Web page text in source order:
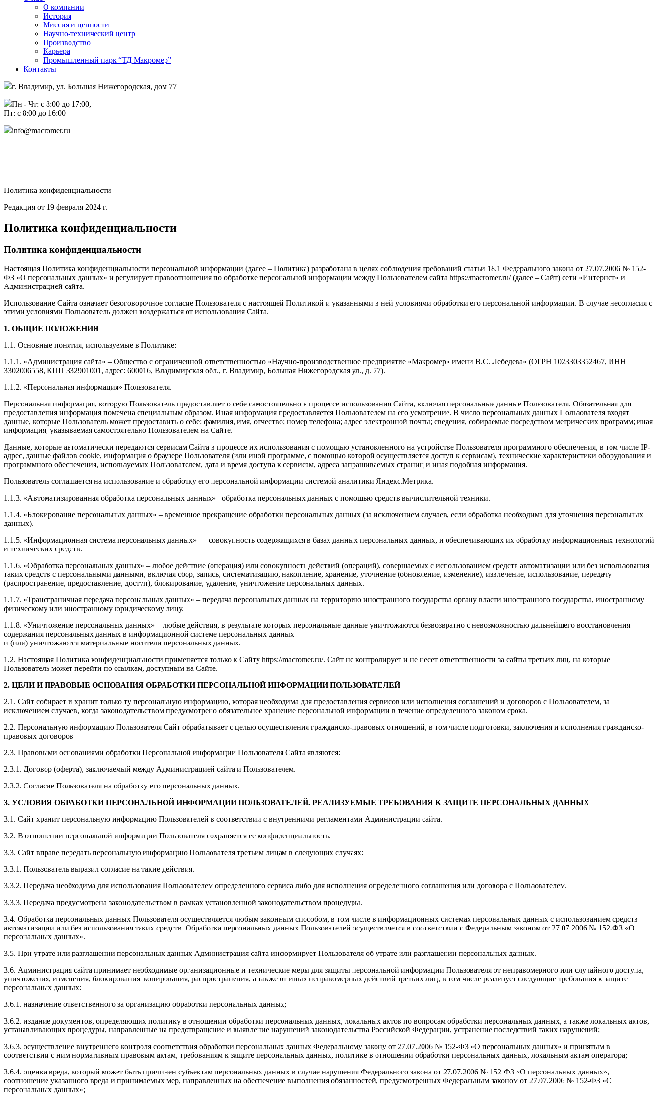
О компании
История
Миссия и ценности
Научно-технический центр
Производство
Карьера
Промышленный парк “ТД Макромер”
Контакты
г. Владимир, ул. Большая Нижегородская, дом 77
Пн - Чт: с 8:00 до 17:00,
Пт: с 8:00 до 16:00
info@macromer.ru
Политика конфиденциальности
Редакция от 19 февраля 2024 г.
Политика конфиденциальности
Политика конфиденциальности
Настоящая Политика конфиденциальности персональной информации (далее – Политика) разработана в целях соблюдения требований статьи 18.1 Федерального закона от 27.07.2006 № 152-
ФЗ «О персональных данных» и регулирует правоотношения по обработке персональной информации между Пользователем сайта https://macromer.ru/ (далее – Сайт) сети «Интернет» и
Администрацией сайта.
Использование Сайта означает безоговорочное согласие Пользователя с настоящей Политикой и указанными в ней условиями обработки его персональной информации. В случае несогласия с
этими условиями Пользователь должен воздержаться от использования Сайта.
1. ОБЩИЕ ПОЛОЖЕНИЯ
1.1. Основные понятия, используемые в Политике:
1.1.1. «Администрация сайта» – Общество с ограниченной ответственностью «Научно-производственное предприятие «Макромер» имени В.С. Лебедева» (ОГРН 1023303352467, ИНН
3302006558, КПП 332901001, адрес: 600016, Владимирская обл., г. Владимир, Большая Нижегородская ул., д. 77).
1.1.2. «Персональная информация» Пользователя.
Персональная информация, которую Пользователь предоставляет о себе самостоятельно в процессе использования Сайта, включая персональные данные Пользователя. Обязательная для
предоставления информация помечена специальным образом. Иная информация предоставляется Пользователем на его усмотрение. В число персональных данных Пользователя входят
данные, которые Пользователь может предоставить о себе: фамилия, имя, отчество; номер телефона; адрес электронной почты; сведения, собираемые посредством метрических программ; иная
информация, указываемая самостоятельно Пользователем на Сайте.
Данные, которые автоматически передаются сервисам Сайта в процессе их использования с помощью установленного на устройстве Пользователя программного обеспечения, в том числе IP-
адрес, данные файлов cookie, информация о браузере Пользователя (или иной программе, с помощью которой осуществляется доступ к сервисам), технические характеристики оборудования и
программного обеспечения, используемых Пользователем, дата и время доступа к сервисам, адреса запрашиваемых страниц и иная подобная информация.
Пользователь соглашается на использование и обработку его персональной информации системой аналитики Яндекс.Метрика.
1.1.3. «Автоматизированная обработка персональных данных» –обработка персональных данных с помощью средств вычислительной техники.
1.1.4. «Блокирование персональных данных» – временное прекращение обработки персональных данных (за исключением случаев, если обработка необходима для уточнения персональных
данных).
1.1.5. «Информационная система персональных данных» — совокупность содержащихся в базах данных персональных данных, и обеспечивающих их обработку информационных технологий
и технических средств.
1.1.6. «Обработка персональных данных» – любое действие (операция) или совокупность действий (операций), совершаемых с использованием средств автоматизации или без использования
таких средств с персональными данными, включая сбор, запись, систематизацию, накопление, хранение, уточнение (обновление, изменение), извлечение, использование, передачу
(распространение, предоставление, доступ), блокирование, удаление, уничтожение персональных данных.
1.1.7. «Трансграничная передача персональных данных» – передача персональных данных на территорию иностранного государства органу власти иностранного государства, иностранному
физическому или иностранному юридическому лицу.
1.1.8. «Уничтожение персональных данных» – любые действия, в результате которых персональные данные уничтожаются безвозвратно с невозможностью дальнейшего восстановления
содержания персональных данных в информационной системе персональных данных
и (или) уничтожаются материальные носители персональных данных.
1.2. Настоящая Политика конфиденциальности применяется только к Сайту https://macromer.ru/. Сайт не контролирует и не несет ответственности за сайты третьих лиц, на которые
Пользователь может перейти по ссылкам, доступным на Сайте.
2. ЦЕЛИ И ПРАВОВЫЕ ОСНОВАНИЯ ОБРАБОТКИ ПЕРСОНАЛЬНОЙ ИНФОРМАЦИИ ПОЛЬЗОВАТЕЛЕЙ
2.1. Сайт собирает и хранит только ту персональную информацию, которая необходима для предоставления сервисов или исполнения соглашений и договоров с Пользователем, за
исключением случаев, когда законодательством предусмотрено обязательное хранение персональной информации в течение определенного законом срока.
2.2. Персональную информацию Пользователя Сайт обрабатывает с целью осуществления гражданско-правовых отношений, в том числе подготовки, заключения и исполнения гражданско-
правовых договоров
2.3. Правовыми основаниями обработки Персональной информации Пользователя Сайта являются:
2.3.1. Договор (оферта), заключаемый между Администрацией сайта и Пользователем.
2.3.2. Согласие Пользователя на обработку его персональных данных.
3. УСЛОВИЯ ОБРАБОТКИ ПЕРСОНАЛЬНОЙ ИНФОРМАЦИИ ПОЛЬЗОВАТЕЛЕЙ. РЕАЛИЗУЕМЫЕ ТРЕБОВАНИЯ К ЗАЩИТЕ ПЕРСОНАЛЬНЫХ ДАННЫХ
3.1. Сайт хранит персональную информацию Пользователей в соответствии с внутренними регламентами Администрации сайта.
3.2. В отношении персональной информации Пользователя сохраняется ее конфиденциальность.
3.3. Сайт вправе передать персональную информацию Пользователя третьим лицам в следующих случаях:
3.3.1. Пользователь выразил согласие на такие действия.
3.3.2. Передача необходима для использования Пользователем определенного сервиса либо для исполнения определенного соглашения или договора с Пользователем.
3.3.3. Передача предусмотрена законодательством в рамках установленной законодательством процедуры.
3.4. Обработка персональных данных Пользователя осуществляется любым законным способом, в том числе в информационных системах персональных данных с использованием средств
автоматизации или без использования таких средств. Обработка персональных данных Пользователей осуществляется в соответствии с Федеральным законом от 27.07.2006 № 152-ФЗ «О
персональных данных».
3.5. При утрате или разглашении персональных данных Администрация сайта информирует Пользователя об утрате или разглашении персональных данных.
3.6. Администрация сайта принимает необходимые организационные и технические меры для защиты персональной информации Пользователя от неправомерного или случайного доступа,
уничтожения, изменения, блокирования, копирования, распространения, а также от иных неправомерных действий третьих лиц, в том числе реализует следующие требования к защите
персональных данных:
3.6.1. назначение ответственного за организацию обработки персональных данных;
3.6.2. издание документов, определяющих политику в отношении обработки персональных данных, локальных актов по вопросам обработки персональных данных, а также локальных актов,
устанавливающих процедуры, направленные на предотвращение и выявление нарушений законодательства Российской Федерации, устранение последствий таких нарушений;
3.6.3. осуществление внутреннего контроля соответствия обработки персональных данных Федеральному закону от 27.07.2006 № 152-ФЗ «О персональных данных» и принятым в
соответствии с ним нормативным правовым актам, требованиям к защите персональных данных, политике в отношении обработки персональных данных, локальным актам оператора;
3.6.4. оценка вреда, который может быть причинен субъектам персональных данных в случае нарушения Федерального закона от 27.07.2006 № 152-ФЗ «О персональных данных»,
соотношение указанного вреда и принимаемых мер, направленных на обеспечение выполнения обязанностей, предусмотренных Федеральным законом от 27.07.2006 № 152-ФЗ «О
персональных данных»;